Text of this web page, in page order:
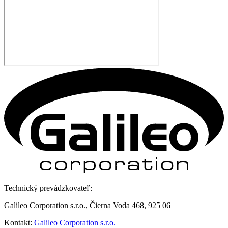
Technický prevádzkovateľ:
Galileo Corporation s.r.o., Čierna Voda 468, 925 06
Kontakt: Galileo Corporation s.r.o.